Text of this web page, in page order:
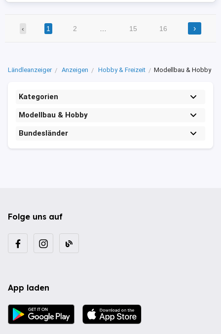
‹ 1 2 15 16 ›
Ländleanzeiger Anzeigen Hobby & Freizeit Modellbau & Hobby
Kategorien
Modellbau & Hobby
Bundesländer
Folge uns auf
App laden